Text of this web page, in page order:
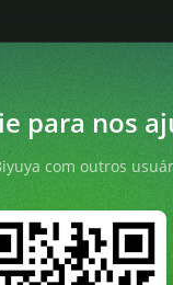
para nos
com outros